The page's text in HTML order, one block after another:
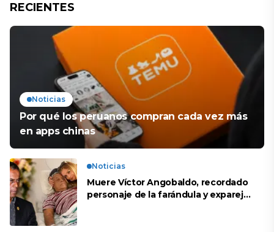
RECIENTES
Noticias
Por qué los peruanos compran cada vez más
en apps chinas
Noticias
Muere Víctor Angobaldo, recordado
personaje de la farándula y expareja